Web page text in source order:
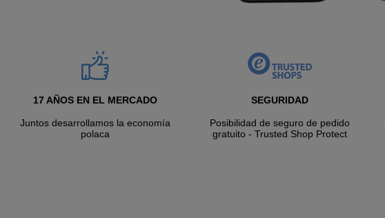
17 AÑOS EN EL MERCADO
Juntos desarrollamos la economía
polaca
SEGURIDAD
Posibilidad de seguro de pedido
gratuito - Trusted Shop Protect